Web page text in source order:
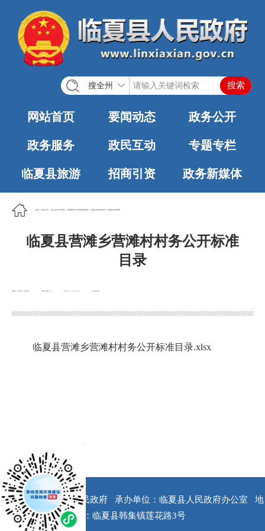
搜全州
网站首页 要闻动态 政务公开
政务服务 政民互动 专题专栏
临夏县旅游 招商引资 政务新媒体
首页 政务公开 法定主动公开内容 基层政务公开标准化规范化 村务公开标准目录 营滩乡人民政府
临夏县营滩乡营滩村村务公开标准
目录
来源：营滩乡人民政府 浏览次数： 发布时间：
2022-11-14 16:47
临夏县营滩乡营滩村村务公开标准目录.xlsx
版权所有：临夏县人民政府 承办单位：临夏县人民政府办公室
地
址：临夏县韩集镇莲花路3号
x